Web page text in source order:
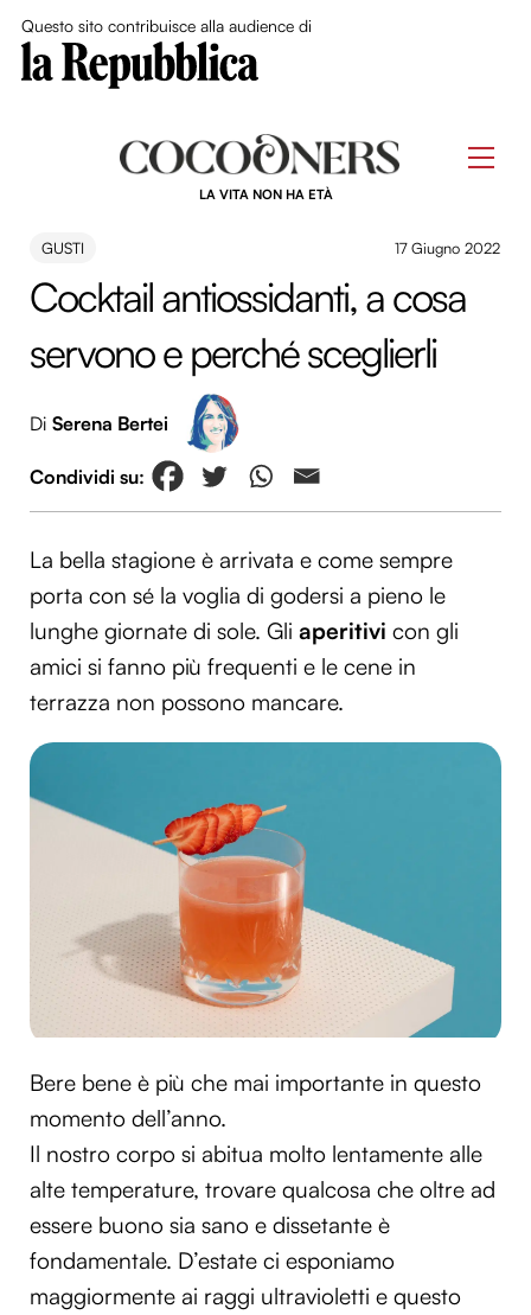
Questo sito contribuisce alla audience di
LA VITA NON HA ETÀ
GUSTI 17 Giugno 2022
Cocktail antiossidanti, a cosa
servono e perché sceglierli
Di Serena Bertei
La bella stagione è arrivata e come sempre
porta con sé la voglia di godersi a pieno le
lunghe giornate di sole. Gli aperitivi con gli
amici si fanno più frequenti e le cene in
terrazza non possono mancare.
Bere bene è più che mai importante in questo
momento dell’anno.
Il nostro corpo si abitua molto lentamente alle
alte temperature, trovare qualcosa che oltre ad
essere buono sia sano e dissetante è
fondamentale. D’estate ci esponiamo
maggiormente ai raggi ultravioletti e questo